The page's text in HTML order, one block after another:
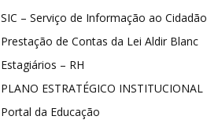
SIC – Serviço de Informação ao Cidadão
Prestação de Contas da Lei Aldir Blanc
Estagiários – RH
PLANO ESTRATÉGICO INSTITUCIONAL
Portal da Educação